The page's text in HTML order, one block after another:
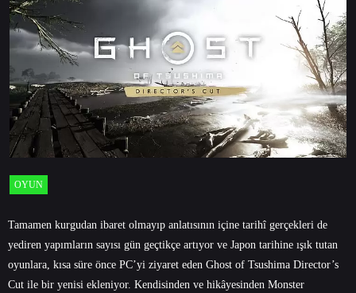
OYUN
Tamamen kurgudan ibaret olmayıp anlatısının içine tarihî gerçekleri de
yediren yapımların sayısı gün geçtikçe artıyor ve Japon tarihine ışık tutan
oyunlara, kısa süre önce PC’yi ziyaret eden Ghost of Tsushima Director’s
Cut ile bir yenisi ekleniyor. Kendisinden ve hikâyesinden Monster